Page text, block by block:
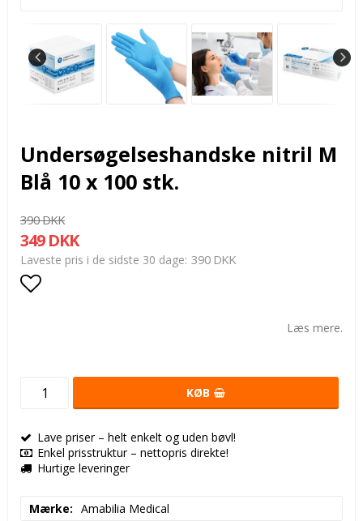
Undersøgelseshandske nitril M
Blå 10 x 100 stk.
390 DKK
349 DKK
Laveste pris i de sidste 30 dage 390 DKK
Læs mere.
KØB
Lave priser – helt enkelt og uden bøvl!
Enkel prisstruktur – nettopris direkte!
Hurtige leveringer
Mærke Amabilia Medical